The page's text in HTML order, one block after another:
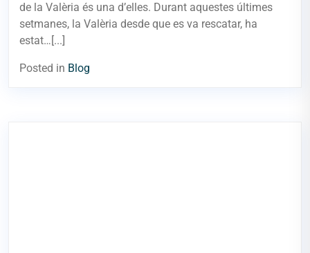
de la Valèria és una d’elles. Durant aquestes últimes
setmanes, la Valèria desde que es va rescatar, ha
estat…[...]
Posted in Blog